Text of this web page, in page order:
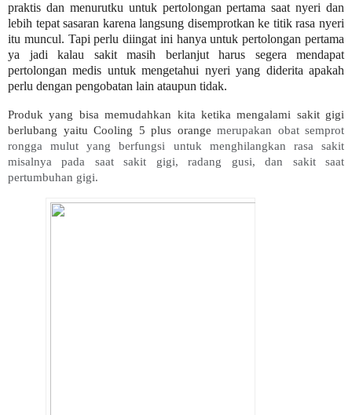
praktis dan menurutku untuk pertolongan pertama saat nyeri dan
lebih tepat sasaran karena langsung disemprotkan ke titik rasa nyeri
itu muncul. Tapi perlu diingat ini hanya untuk pertolongan pertama
ya jadi kalau sakit masih berlanjut harus segera mendapat
pertolongan medis untuk mengetahui nyeri yang diderita apakah
perlu dengan pengobatan lain ataupun tidak.
Produk yang bisa memudahkan kita ketika mengalami sakit gigi
berlubang yaitu Cooling 5 plus orange merupakan obat semprot
rongga mulut yang berfungsi untuk menghilangkan rasa sakit
misalnya pada saat sakit gigi, radang gusi, dan sakit saat
pertumbuhan gigi.